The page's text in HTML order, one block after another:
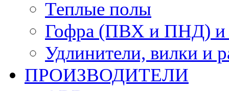
Теплые полы
Гофра (ПВХ и ПНД) и
Удлинители, вилки и
ПРОИЗВОДИТЕЛИ